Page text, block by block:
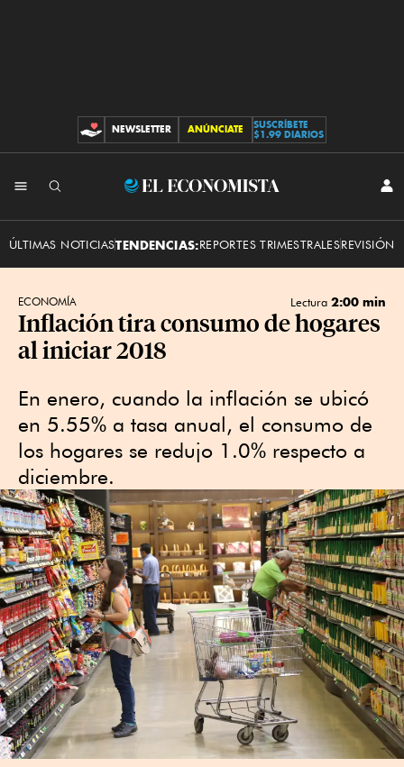
CONTRIBUCIONES
NEWSLETTER ANÚNCIATE
SUSCRÍBETE
$1.99 DIARIOS
El
ÚLTIMAS NOTICIASTENDENCIAS:REPORTES TRIMESTRALESREVISIÓN
ECONOMÍA Lectura 2:00 min
Inflación tira consumo de hogares
al iniciar 2018
En enero, cuando la inflación se ubicó
en 5.55% a tasa anual, el consumo de
los hogares se redujo 1.0% respecto a
diciembre.